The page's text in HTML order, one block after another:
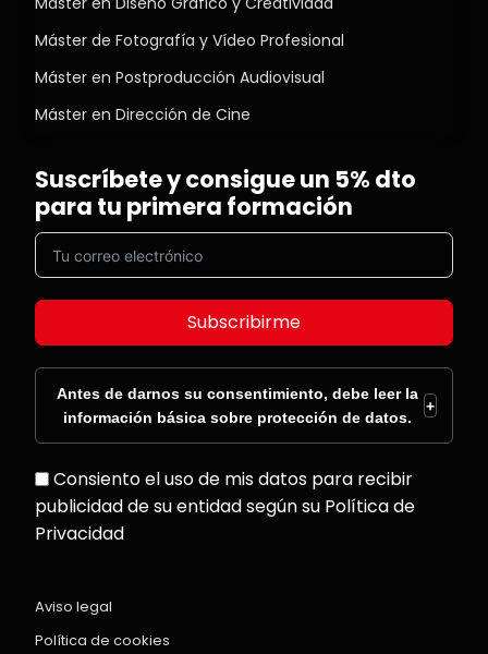
Máster de Fotografía y Vídeo Profesional
Máster en Postproducción Audiovisual
Máster en Dirección de Cine
Suscríbete y consigue un 5% dto
para tu primera formación
Subscribirme
Antes de darnos su consentimiento, debe leer la
información básica sobre protección de datos.
+
Consiento el uso de mis datos para recibir
publicidad de su entidad según su Política de
Privacidad
Aviso legal
Política de cookies